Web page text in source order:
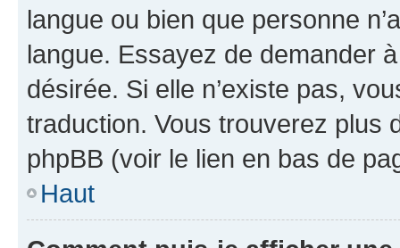
langue ou bien que personne
langue. Essayez de demander
désirée. Si elle n’existe pas,
traduction. Vous trouverez plus
phpBB (voir le lien en bas de
Haut